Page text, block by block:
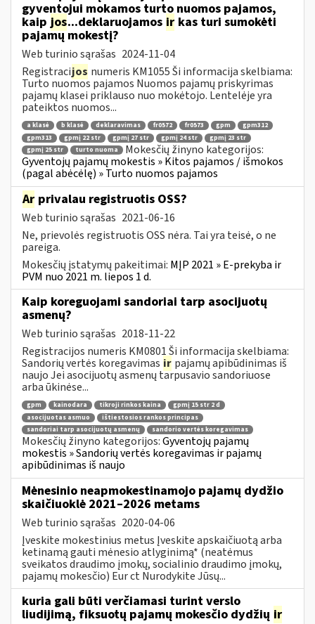
gyventojui mokamos turto nuomos pajamos,
kaip jos...deklaruojamos ir kas turi sumokėti
pajamų mokestį?
Web turinio sąrašas 2024-11-04
Registracijos numeris KM1055 Ši informacija skelbiama:
Turto nuomos pajamos Nuomos pajamų priskyrimas
pajamų klasei priklauso nuo mokėtojo. Lentelėje yra
pateiktos nuomos...
a klasė b klasė deklaravimas fr0572 fr0573 gpm
gpm312
gpm313
gpmį 22 str gpmį 27 str gpmį 24 str
gpmį 23 str
gpmį 25 str
turto nuoma
Mokesčių žinyno kategorijos:
Gyventojų pajamų mokestis » Kitos pajamos / išmokos
(pagal abėcėlę) » Turto nuomos pajamos
Ar privalau registruotis OSS?
Web turinio sąrašas 2021-06-16
Ne, prievolės registruotis OSS nėra. Tai yra teisė, o ne
pareiga.
Mokesčių įstatymų pakeitimai: MĮP 2021 » E-prekyba ir
PVM nuo 2021 m. liepos 1 d.
Kaip koreguojami sandoriai tarp asocijuotų
asmenų?
Web turinio sąrašas 2018-11-22
Registracijos numeris KM0801 Ši informacija skelbiama:
Sandorių vertės koregavimas ir pajamų apibūdinimas iš
naujo Jei asocijuotų asmenų tarpusavio sandoriuose
arba ūkinėse...
gpm kainodara tikroji rinkos kaina
gpmį 15 str 2 d
asocijuotas asmuo
ištiestosios rankos principas
sandoriai tarp asocijuotų asmenų
sandorio vertės koregavimas
Mokesčių žinyno kategorijos:Gyventojų pajamų
mokestis » Sandorių vertės koregavimas ir pajamų
apibūdinimas iš naujo
Mėnesinio neapmokestinamojo pajamų dydžio
skaičiuoklė 2021–2026 metams
Web turinio sąrašas 2020-04-06
Įveskite mokestinius metus Įveskite apskaičiuotą arba
ketinamą gauti mėnesio atlyginimą* (neatėmus
sveikatos draudimo įmokų, socialinio draudimo įmokų,
pajamų mokesčio) Eur ct Nurodykite Jūsų...
kuria gali būti verčiamasi turint verslo
liudijimą, fiksuotų pajamų mokesčio dydžių ir